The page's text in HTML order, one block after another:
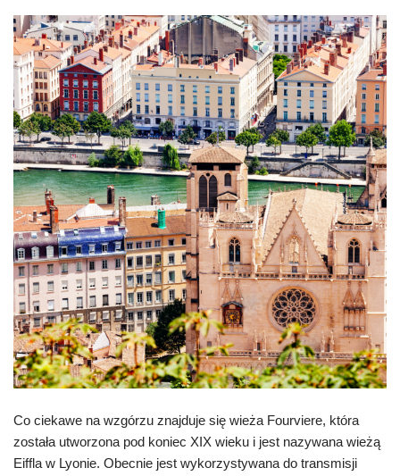
Co ciekawe na wzgórzu znajduje się wieża Fourviere, która
została utworzona pod koniec XIX wieku i jest nazywana wieżą
Eiffla w Lyonie. Obecnie jest wykorzystywana do transmisji